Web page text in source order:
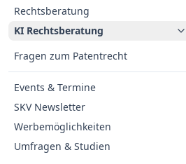
Rechtsberatung
KI Rechtsberatung
Fragen zum Patentrecht
Events & Termine
SKV Newsletter
Werbemöglichkeiten
Umfragen & Studien